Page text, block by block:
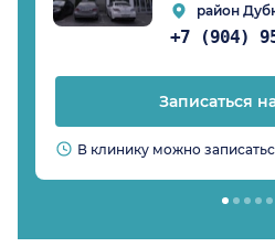
район
Записаться
В клинику можно